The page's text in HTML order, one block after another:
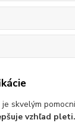
skvelým
vzhľad pleti.